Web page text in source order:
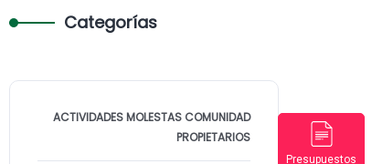
Presupuestos
Categorías
ACTIVIDADES MOLESTAS COMUNIDAD
PROPIETARIOS